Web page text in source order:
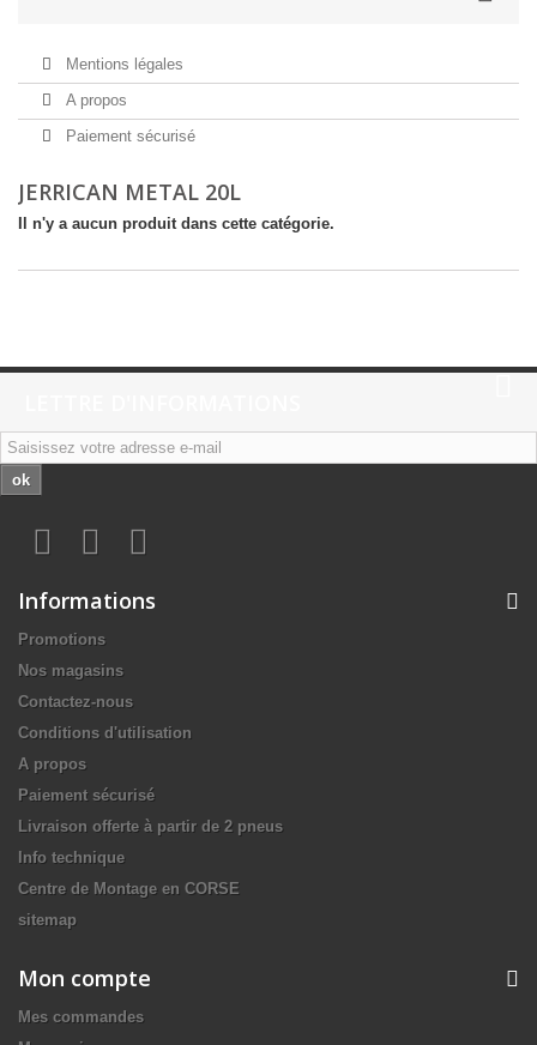
Mentions légales
A propos
Paiement sécurisé
JERRICAN METAL 20L
Il n'y a aucun produit dans cette catégorie.
ok
Informations
Promotions
Nos magasins
Contactez-nous
Conditions d'utilisation
A propos
Paiement sécurisé
Livraison offerte à partir de 2 pneus
Info technique
Centre de Montage en CORSE
sitemap
Mon compte
Mes commandes